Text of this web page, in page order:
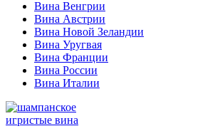
Вина Венгрии
Вина Австрии
Вина Новой Зеландии
Вина Уругвая
Вина Франции
Вина России
Вина Италии
игристые вина